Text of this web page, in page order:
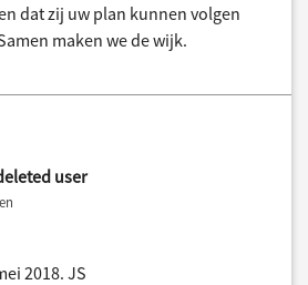
dat zij uw plan kunnen volgen
maken we de wijk.
user
2018. JS